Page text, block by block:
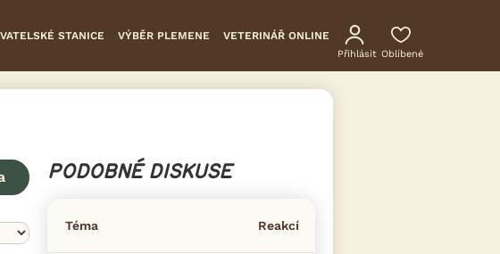
STANICE VÝBĚR PLEMENE VETERINÁŘ ONLINE
Přihlásit Oblíbené
PODOBNÉ DISKUSE
Téma Reakcí